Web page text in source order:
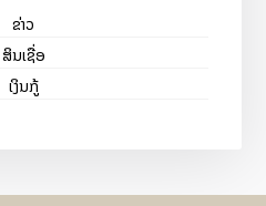
ຂ່າວ
ສິນເຊື່ອ
ເງິນກູ້